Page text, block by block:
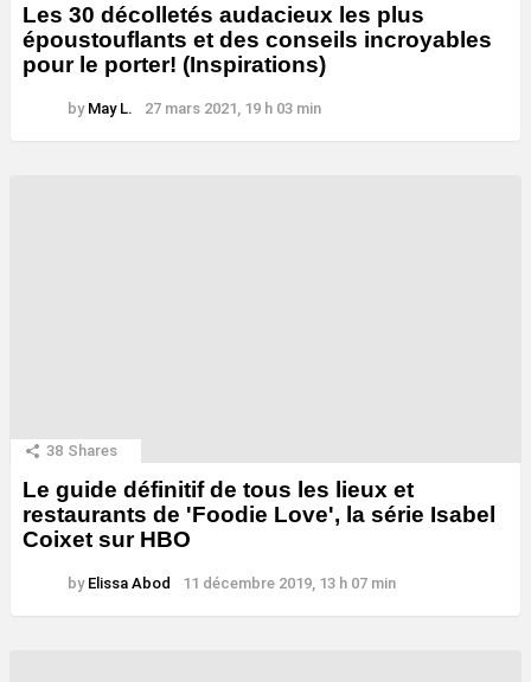
Les 30 décolletés audacieux les plus
époustouflants et des conseils incroyables
pour le porter! (Inspirations)
by May L. 27 mars 2021, 19 h 03 min
38 Shares
Le guide définitif de tous les lieux et
restaurants de 'Foodie Love', la série Isabel
Coixet sur HBO
by Elissa Abod 11 décembre 2019, 13 h 07 min